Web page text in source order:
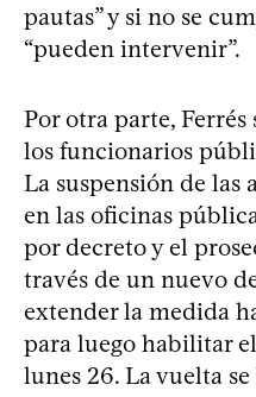
pautas” y si no se
“pueden intervenir”.
Por otra parte,
los funcionarios
La suspensión de las
en las oficinas
por decreto y el
través de un nuevo
extender la medida
para luego habilitar
lunes 26. La vuelta